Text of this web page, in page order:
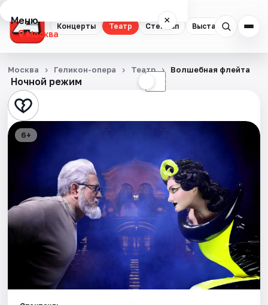
Концерты Театр Стендап Выставки
Меню ×
Москва
Концерты
Театр
Стендап
Экскурсии
Спорт
События
Ночной режим ☾
Москва Геликон-опера Театр Волшебная флейта
6+